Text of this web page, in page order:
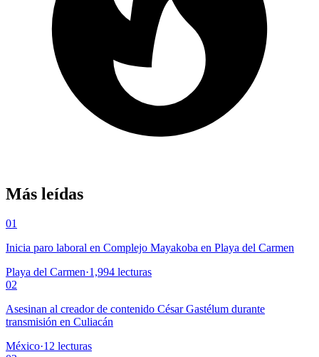
Más leídas
01
Inicia paro laboral en Complejo Mayakoba en Playa del Carmen
Playa del Carmen·1,994 lecturas
02
Asesinan al creador de contenido César Gastélum durante
transmisión en Culiacán
México·12 lecturas